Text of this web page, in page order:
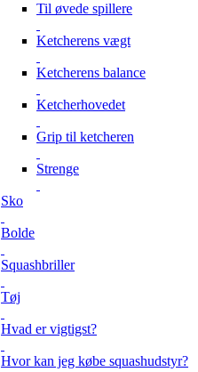
Til øvede spillere
Ketcherens vægt
Ketcherens balance
Ketcherhovedet
Grip til ketcheren
Strenge
Sko
Bolde
Squashbriller
Tøj
Hvad er vigtigst?
Hvor kan jeg købe squashudstyr?